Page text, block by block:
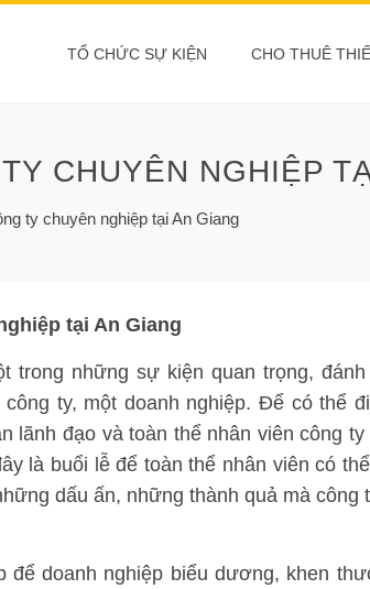
TỔ CHỨC SỰ KIỆN CHO THUÊ
CHUYÊN NGHIỆP
ty chuyên nghiệp tại An Giang
tại An Giang
trong những sự kiện quan trọng,
ty, một doanh nghiệp. Để có thể
lãnh đạo và toàn thể nhân viên công
là buổi lễ để toàn thể nhân viên có
dấu ấn, những thành quả mà công
doanh nghiệp biểu dương, khen